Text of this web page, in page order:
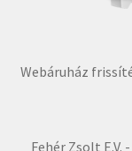
Webáruház
Fehér Zsolt E.V.